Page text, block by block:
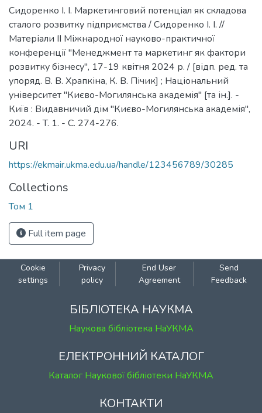
Сидоренко І. І. Маркетинговий потенціал як складова
сталого розвитку підприємства / Сидоренко І. І. //
Матеріали ІІ Міжнародної науково-практичної
конференції "Менеджмент та маркетинг як фактори
розвитку бізнесу", 17-19 квітня 2024 р. / [відп. ред. та
упоряд. В. В. Храпкіна, К. В. Пічик] ; Національний
університет "Києво-Могилянська академія" [та ін.]. -
Київ : Видавничий дім "Києво-Могилянська академія",
2024. - T. 1. - C. 274-276.
URI
https://ekmair.ukma.edu.ua/handle/123456789/30285
Collections
Том 1
Full item page
Cookie
settings
Privacy
policy
End User
Agreement
Send
Feedback
БІБЛІОТЕКА НАУКМА
Наукова бібліотека НаУКМА
ЕЛЕКТРОННИЙ КАТАЛОГ
Каталог Наукової бібліотеки НаУКМА
КОНТАКТИ